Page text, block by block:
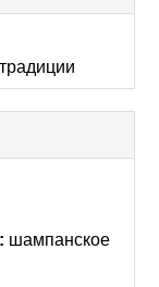
шампанское